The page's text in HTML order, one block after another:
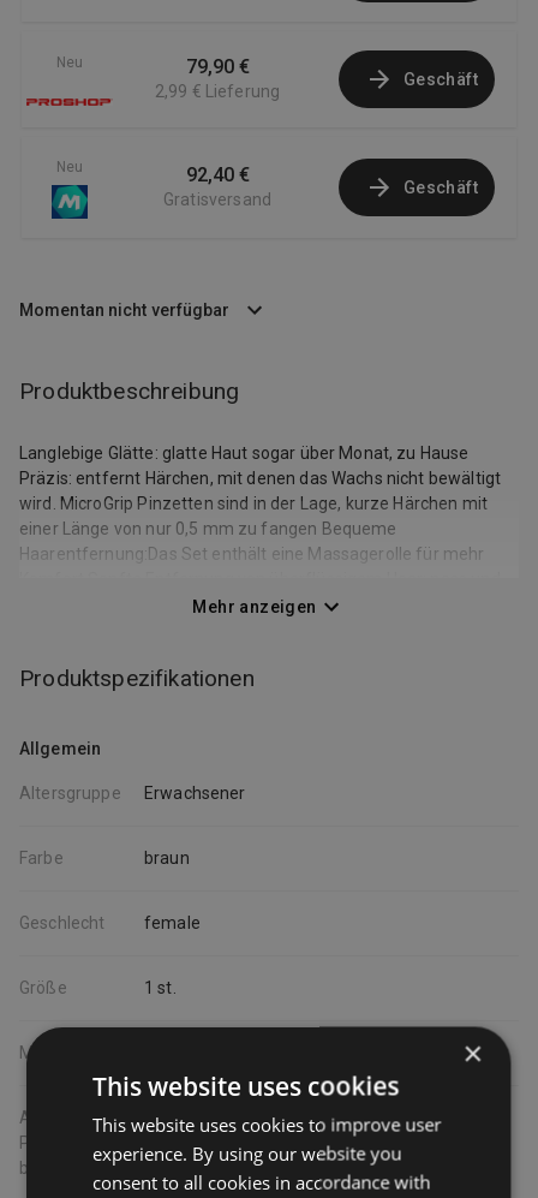
Neu 79,90 €
2,99 € Lieferung
Geschäft
Neu 92,40 €
Gratisversand
Geschäft
Momentan nicht verfügbar
Produktbeschreibung
Langlebige Glätte: glatte Haut sogar über Monat, zu Hause
Präzis: entfernt Härchen, mit denen das Wachs nicht bewältigt
wird. MicroGrip Pinzetten sind in der Lage, kurze Härchen mit
einer Länge von nur 0,5 mm zu fangen Bequeme
Haarentfernung:Das Set enthält eine Massagerolle für mehr
trocken verwenden. Sanfte Enthaarung im Baden oder Duschen
chemischen Substanzen und können ohne Warten auf
Mehr anzeigen
Produktspezifikationen
Allgemein
Altersgruppe Erwachsener
Farbe braun
Geschlecht female
Größe 1 st.
Marke
Amazon
Prime-
berechtigt
×
This website uses cookies
This website uses cookies to improve user
experience. By using our website you
consent to all cookies in accordance with